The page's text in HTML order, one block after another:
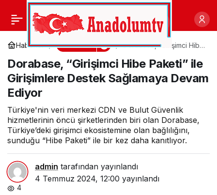
Haberler Ekonomi
Dorabase, “Girişimci Hibe
Destek Sağlamaya
Devam Ediyor
Dorabase, “Girişimci Hibe Paketi” ile
Girişimlere Destek Sağlamaya Devam
Ediyor
Türkiye'nin veri merkezi CDN ve Bulut Güvenlik
hizmetlerinin öncü şirketlerinden biri olan Dorabase,
Türkiye’deki girişimci ekosistemine olan bağlılığını,
sunduğu “Hibe Paketi” ile bir kez daha kanıtlıyor.
admin tarafından yayınlandı
4 Temmuz 2024, 12:00 yayınlandı
4
Ege İhracatçı
Birlikleri’nden Haziran
ayında 1 milyar 329
milyon dolarlık ihracat
Paylaş